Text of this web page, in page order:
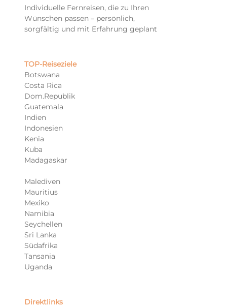
Individuelle Fernreisen, die zu Ihren
Wünschen passen – persönlich,
sorgfältig und mit Erfahrung geplant
TOP-Reiseziele​
Botswana
Costa Rica
Dom.Republik
Guatemala
Indien
Indonesien
Kenia
Kuba
Madagaskar
Malediven
Mauritius
Mexiko
Namibia
Seychellen
Sri Lanka
Südafrika
Tansania
Uganda
Direktlinks